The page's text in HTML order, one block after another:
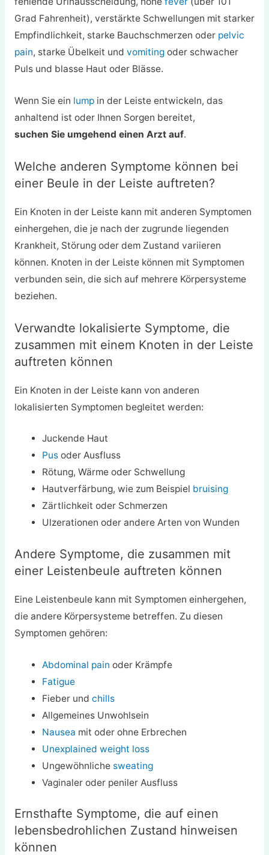
Grad Fahrenheit), verstärkte Schwellungen mit starker
Empfindlichkeit, starke Bauchschmerzen oder pelvic
pain, starke Übelkeit und vomitingoder schwacher
Puls und blasse Haut oder Blässe.
Wenn Sie ein lumpin der Leiste entwickeln, das
anhaltend ist oder Ihnen Sorgen bereitet,
suchen Sie umgehend einen Arzt auf.
Welche anderen Symptome können bei
einer Beule in der Leiste auftreten?
Ein Knoten in der Leiste kann mit anderen Symptomen
einhergehen, die je nach der zugrunde liegenden
Krankheit, Störung oder dem Zustand variieren
können. Knoten in der Leiste können mit Symptomen
verbunden sein, die sich auf mehrere Körpersysteme
beziehen.
Verwandte lokalisierte Symptome, die
zusammen mit einem Knoten in der Leiste
auftreten können
Ein Knoten in der Leiste kann von anderen
lokalisierten Symptomen begleitet werden:
Juckende Haut
Pus oder Ausfluss
Rötung, Wärme oder Schwellung
Hautverfärbung, wie zum Beispiel bruising
Zärtlichkeit oder Schmerzen
Ulzerationen oder andere Arten von Wunden
Andere Symptome, die zusammen mit
einer Leistenbeule auftreten können
Eine Leistenbeule kann mit Symptomen einhergehen,
die andere Körpersysteme betreffen. Zu diesen
Symptomen gehören:
Abdominal pain oder Krämpfe
Fatigue
Fieber undchills
Allgemeines Unwohlsein
Nausea mit oder ohne Erbrechen
Unexplained weight loss
Ungewöhnliche sweating
Vaginaler oder peniler Ausfluss
Ernsthafte Symptome, die auf einen
lebensbedrohlichen Zustand hinweisen
können